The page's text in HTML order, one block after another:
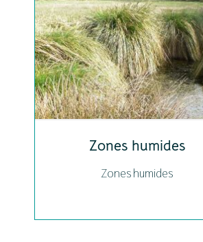
Zones humides
Zones humides